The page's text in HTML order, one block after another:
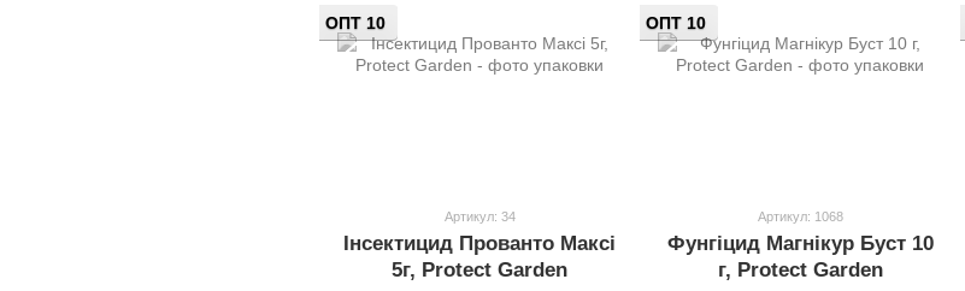
ОПТ 10
Артикул: 34
Інсектицид Прованто Максі
5г, Protect Garden
ОПТ 10
Артикул: 1068
Фунгіцид Магнікур Буст 10
г, Protect Garden